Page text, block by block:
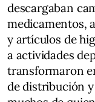
descargaban
medicamentos,
y artículos de
a actividades
transformaron
de distribución